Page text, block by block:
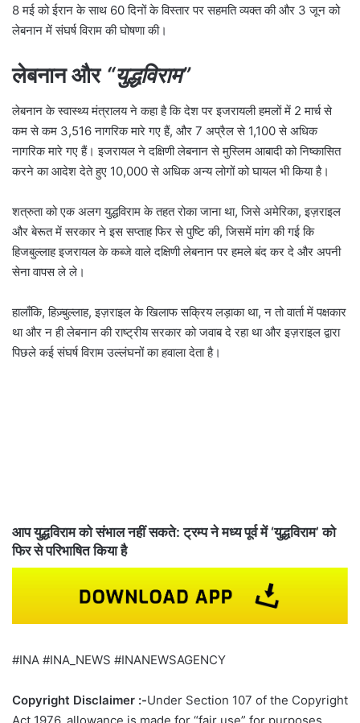
8 मई को ईरान के साथ 60 दिनों के विस्तार पर सहमति व्यक्त की और 3 जून को
लेबनान में संघर्ष विराम की घोषणा की।
लेबनान और “युद्धविराम”
लेबनान के स्वास्थ्य मंत्रालय ने कहा है कि देश पर इजरायली हमलों में 2 मार्च से
कम से कम 3,516 नागरिक मारे गए हैं, और 7 अप्रैल से 1,100 से अधिक
नागरिक मारे गए हैं। इजरायल ने दक्षिणी लेबनान से मुस्लिम आबादी को निष्कासित
करने का आदेश देते हुए 10,000 से अधिक अन्य लोगों को घायल भी किया है।
शत्रुता को एक अलग युद्धविराम के तहत रोका जाना था, जिसे अमेरिका, इज़राइल
और बेरूत में सरकार ने इस सप्ताह फिर से पुष्टि की, जिसमें मांग की गई कि
हिजबुल्लाह इजरायल के कब्जे वाले दक्षिणी लेबनान पर हमले बंद कर दे और अपनी
सेना वापस ले ले।
हालाँकि, हिज़्बुल्लाह, इज़राइल के खिलाफ सक्रिय लड़ाका था, न तो वार्ता में पक्षकार
था और न ही लेबनान की राष्ट्रीय सरकार को जवाब दे रहा था और इज़राइल द्वारा
पिछले कई संघर्ष विराम उल्लंघनों का हवाला देता है।
आप युद्धविराम को संभाल नहीं सकते: ट्रम्प ने मध्य पूर्व में ‘युद्धविराम’ को
फिर से परिभाषित किया है
#INA #INA_NEWS #INANEWSAGENCY
Copyright Disclaimer :-Under Section 107 of the Copyright